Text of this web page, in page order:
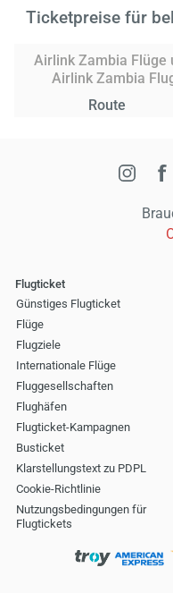
Ticketpreise für
Airlink Zambia Flüge
Airlink Zambia
Route
Flugticket
Günstiges Flugticket
Flüge
Flugziele
Internationale Flüge
Fluggesellschaften
Flughäfen
Flugticket-Kampagnen
Busticket
Klarstellungstext zu PDPL
Cookie-Richtlinie
Nutzungsbedingungen für
Flugtickets